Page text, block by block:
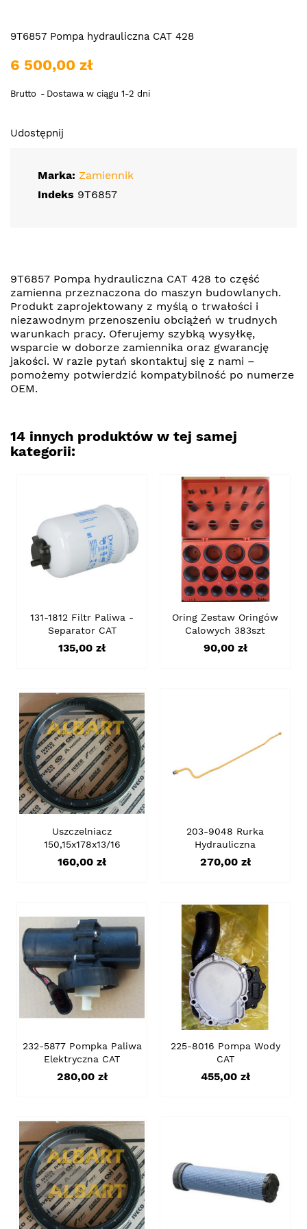
9T6857 Pompa hydrauliczna CAT 428
6 500,00 zł
Brutto Dostawa w ciągu 1-2 dni
Udostępnij
Marka: Zamiennik
Indeks 9T6857
9T6857 Pompa hydrauliczna CAT 428 to część
zamienna przeznaczona do maszyn budowlanych.
Produkt zaprojektowany z myślą o trwałości i
niezawodnym przenoszeniu obciążeń w trudnych
warunkach pracy. Oferujemy szybką wysyłkę,
wsparcie w doborze zamiennika oraz gwarancję
jakości. W razie pytań skontaktuj się z nami –
pomożemy potwierdzić kompatybilność po numerze
OEM.
14 innych produktów w tej samej
kategorii:
131-1812 Filtr Paliwa -
Separator CAT
Cena
135,00 zł
Oring Zestaw Oringów
Calowych 383szt
Cena
90,00 zł
Uszczelniacz
150,15x178x13/16
Cena
160,00 zł
203-9048 Rurka
Hydrauliczna
Cena
270,00 zł
232-5877 Pompka Paliwa
Elektryczna CAT
Cena
280,00 zł
225-8016 Pompa Wody
CAT
Cena
455,00 zł